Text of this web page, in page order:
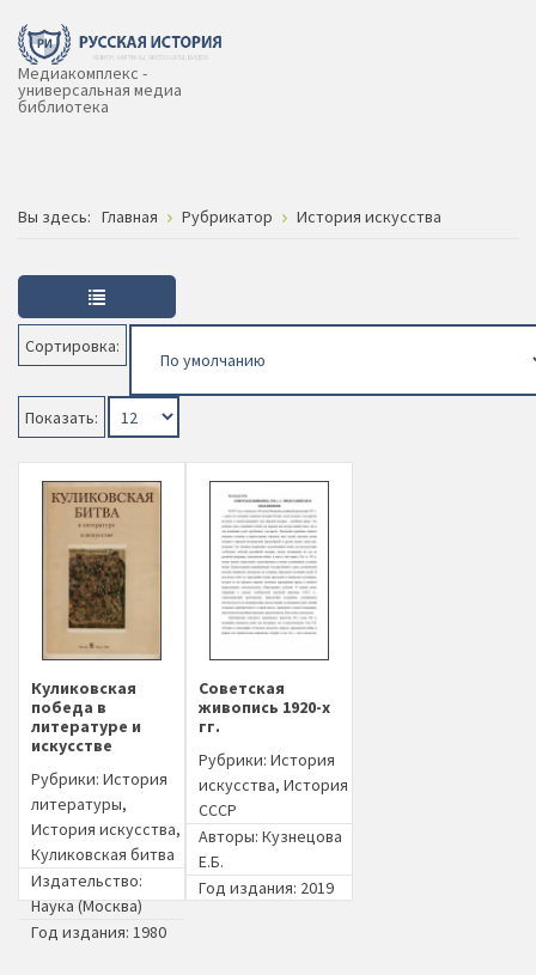
Медиакомплекс -
универсальная медиа
библиотека
Вы здесь: Главная Рубрикатор История искусства
Сортировка:
Показать:
Куликовская
победа в
литературе и
искусстве
Рубрики: История
литературы,
История искусства,
Куликовская битва
Издательство:
Наука (Москва)
Год издания: 1980
Советская
живопись 1920-х
гг.
Рубрики: История
искусства, История
СССР
Авторы: Кузнецова
Е.Б.
Год издания: 2019